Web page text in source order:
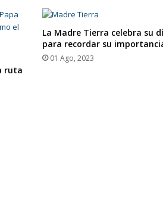
ruta
La Madre Tierra celebra su
para recordar su
01 Ago, 2023